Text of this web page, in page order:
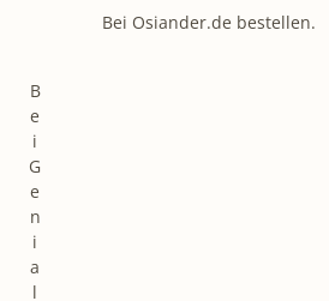
Bei Osiander.de bestellen.
B
e
i
G
e
n
i
a
l